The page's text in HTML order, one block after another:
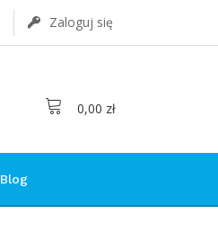
Zaloguj się
0,00 zł
Blog